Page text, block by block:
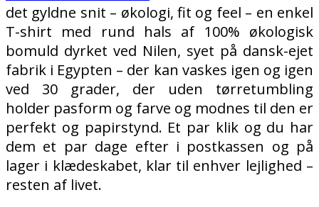
det gyldne snit – økologi, fit og feel – en enkel
T-shirt med rund hals af 100% økologisk
bomuld dyrket ved Nilen, syet på dansk-ejet
fabrik i Egypten – der kan vaskes igen og igen
ved 30 grader, der uden tørretumbling
holder pasform og farve og modnes til den er
perfekt og papirstynd. Et par klik og du har
dem et par dage efter i postkassen og på
lager i klædeskabet, klar til enhver lejlighed –
resten af livet.